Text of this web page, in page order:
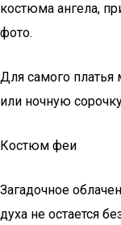
костюма ангела,
фото.
Для самого
или ночную
Костюм феи
Загадочное
духа не остается